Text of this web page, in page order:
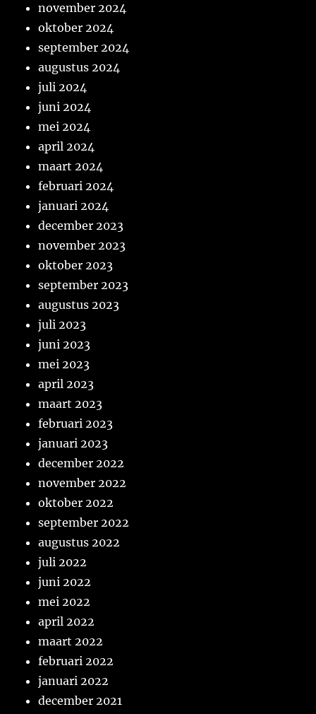
november 2024
oktober 2024
september 2024
augustus 2024
juli 2024
juni 2024
mei 2024
april 2024
maart 2024
februari 2024
januari 2024
december 2023
november 2023
oktober 2023
september 2023
augustus 2023
juli 2023
juni 2023
mei 2023
april 2023
maart 2023
februari 2023
januari 2023
december 2022
november 2022
oktober 2022
september 2022
augustus 2022
juli 2022
juni 2022
mei 2022
april 2022
maart 2022
februari 2022
januari 2022
december 2021